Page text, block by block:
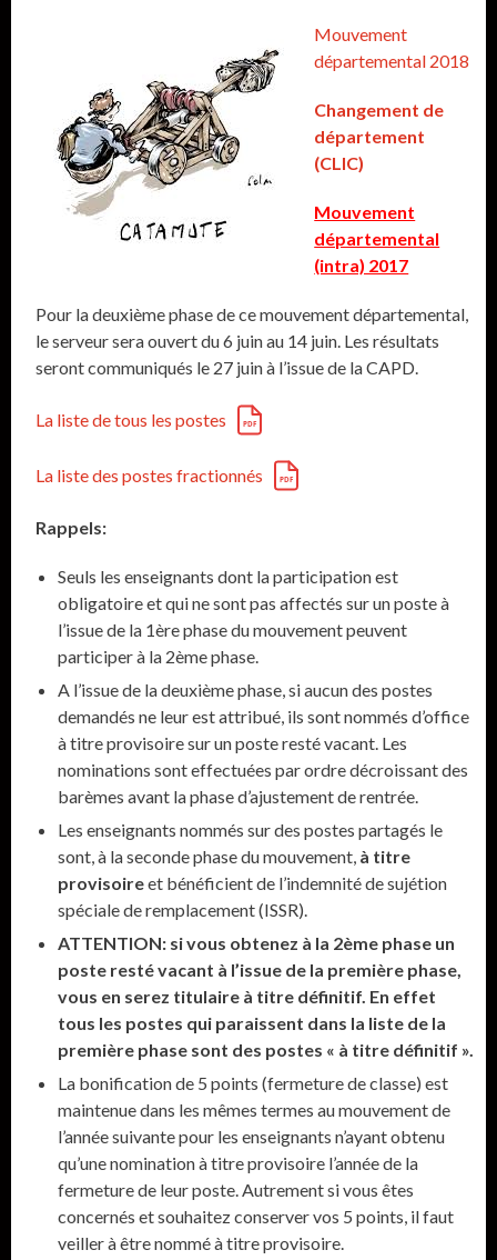
Mouvement
départemental 2018
Changement de
département
(CLIC)
Mouvement
départemental
(intra) 2017
Pour la deuxième phase de ce mouvement départemental,
le serveur sera ouvert du 6 juin au 14 juin. Les résultats
seront communiqués le 27 juin à l’issue de la CAPD.
La liste de tous les postes
La liste des postes fractionnés
Rappels:
Seuls les enseignants dont la participation est
obligatoire et qui ne sont pas affectés sur un poste à
l’issue de la 1ère phase du mouvement peuvent
participer à la 2ème phase.
A l’issue de la deuxième phase, si aucun des postes
demandés ne leur est attribué, ils sont nommés d’office
à titre provisoire sur un poste resté vacant. Les
nominations sont effectuées par ordre décroissant des
barèmes avant la phase d’ajustement de rentrée.
Les enseignants nommés sur des postes partagés le
sont, à la seconde phase du mouvement, à titre
provisoireet bénéficient de l’indemnité de sujétion
spéciale de remplacement (ISSR).
ATTENTION: si vous obtenez à la 2ème phase un
poste resté vacant à l’issue de la première phase,
vous en serez titulaire à titre définitif. En effet
tous les postes qui paraissent dans la liste de la
première phase sont des postes « à titre définitif ».
La bonification de 5 points (fermeture de classe) est
maintenue dans les mêmes termes au mouvement de
l’année suivante pour les enseignants n’ayant obtenu
qu’une nomination à titre provisoire l’année de la
fermeture de leur poste. Autrement si vous êtes
concernés et souhaitez conserver vos 5 points, il faut
veiller à être nommé à titre provisoire.